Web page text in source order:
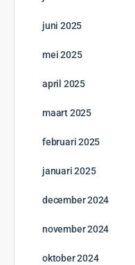
juni 2025
mei 2025
april 2025
maart 2025
februari 2025
januari 2025
december 2024
november 2024
oktober 2024